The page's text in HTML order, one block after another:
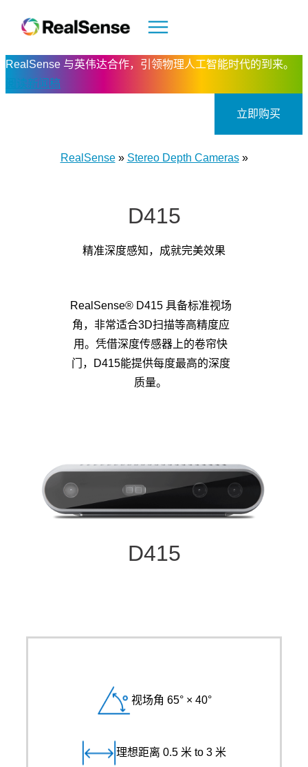
RealSense 与英伟达合作，引领物理人工智能时代的到来。
阅读新闻稿
立即购买
RealSense» Stereo Depth Cameras»
D415
精准深度感知，成就完美效果
RealSense® D415 具备标准视场
角，非常适合3D扫描等高精度应
用。凭借深度传感器上的卷帘快
门，D415能提供每度最高的深度
质量。
D415
视场角 65° × 40°
理想距离 0.5 米 to 3 米